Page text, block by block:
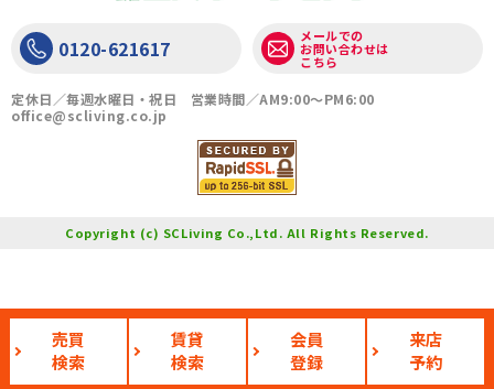
0120-621617 メールでの
お問い合わせは
こちら
定休日／毎週水曜日・祝日 営業時間／AM9:00〜PM6:00
office@scliving.co.jp
Copyright (c) SCLiving Co.,Ltd. All Rights Reserved.
売買
検索
賃貸
検索
会員
登録
来店
予約